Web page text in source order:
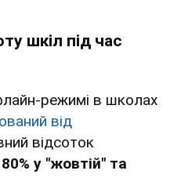
шкіл під час
режимі в школах
від
відсоток
80% у "жовтій" та